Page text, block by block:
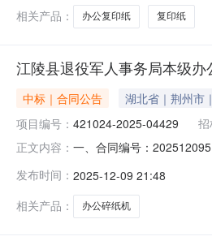
相关产品：
办公复印纸 复印纸
江陵县退役军人事务局本级
中标｜合同公告 湖北省｜荆州市
项目编号： 421024-2025-04429 招
正文内容： 一、合同编号：
式：13098316168六、合
发布时间： 2025-12-09 21:48
相关产品：
办公碎纸机